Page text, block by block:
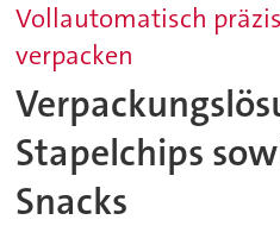
Vollautomatisch
verpacken
Stapelchips
Snacks